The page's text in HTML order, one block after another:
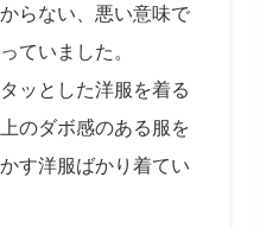
らない、悪い意味で
ていました。
ッとした洋服を着る
のダボ感のある服を
す洋服ばかり着てい